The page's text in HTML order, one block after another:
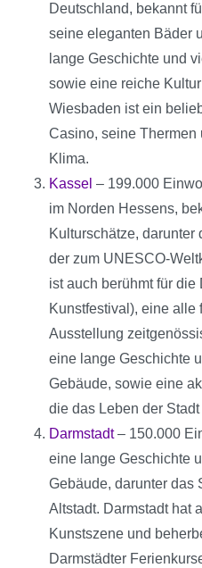
Deutschland, bekannt
seine eleganten Bäder
lange Geschichte und
sowie eine reiche
Wiesbaden ist ein
Casino, seine
Klima.
Kassel – 199.000
im Norden Hessens,
Kulturschätze,
der zum UNESCO-
ist auch berühmt für die
Kunstfestival), eine alle
Ausstellung
eine lange Geschichte
Gebäude, sowie eine
die das Leben der
Darmstadt– 150.000
eine lange Geschichte
Gebäude, darunter das
Altstadt. Darmstadt hat
Kunstszene und
Darmstädter